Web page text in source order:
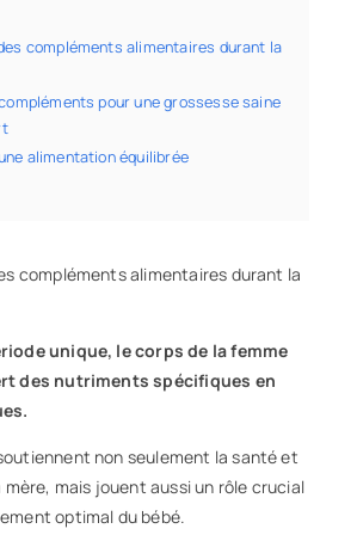
compléments alimentaires durant la
pour une grossesse saine
alimentation équilibrée
compléments alimentaires durant la
unique, le corps de la femme
des nutriments spécifiques en
non seulement lasantéet
mais jouent aussi un rôle crucial
optimal du bébé.